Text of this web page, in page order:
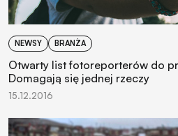
NEWSY BRANŻA
Otwarty list fotoreporterów do
Domagają się jednej rzeczy
15.12.2016